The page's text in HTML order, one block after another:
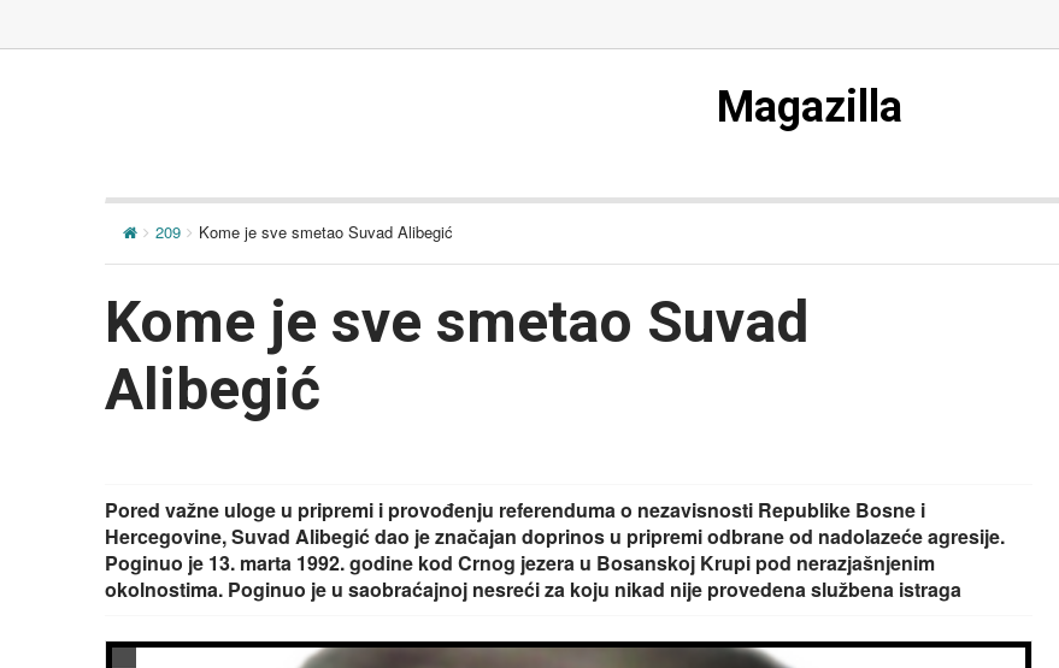
Magazilla
209 Kome je sve smetao Suvad Alibegić
Kome je sve smetao Suvad
Alibegić
Pored važne uloge u pripremi i provođenju referenduma o nezavisnosti Republike Bosne i
Hercegovine, Suvad Alibegić dao je značajan doprinos u pripremi odbrane od nadolazeće agresije.
Poginuo je 13. marta 1992. godine kod Crnog jezera u Bosanskoj Krupi pod nerazjašnjenim
okolnostima. Poginuo je u saobraćajnoj nesreći za koju nikad nije provedena službena istraga